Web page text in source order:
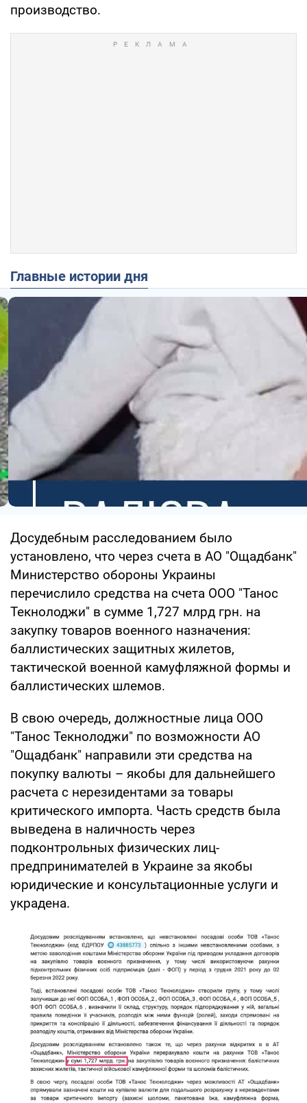
производство.
Главные истории дня
Досудебным расследованием было
установлено, что через счета в АО "Ощадбанк"
Министерство обороны Украины
перечислило средства на счета ООО "Танос
Текнолоджи" в сумме 1,727 млрд грн. на
закупку товаров военного назначения:
баллистических защитных жилетов,
тактической военной камуфляжной формы и
баллистических шлемов.
В свою очередь, должностные лица ООО
"Танос Текнолоджи" по возможности АО
"Ощадбанк" направили эти средства на
покупку валюты – якобы для дальнейшего
расчета с нерезидентами за товары
критического импорта. Часть средств была
выведена в наличность через
подконтрольных физических лиц-
предпринимателей в Украине за якобы
юридические и консультационные услуги и
украдена.